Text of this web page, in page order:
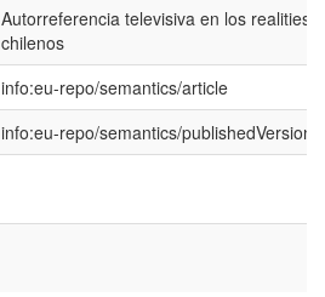
Autorreferencia televisiva en los realities
chilenos
info:eu-repo/semantics/article
info:eu-repo/semantics/publishedVersion